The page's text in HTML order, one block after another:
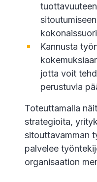
Kannusta
jotta voit
perustuvia
Toteuttamalla
strategioita,
sitouttavamman
palvelee
organisaation